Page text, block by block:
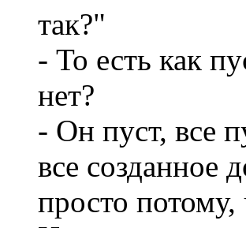
так?"
- То есть как
нет?
- Он пуст, все
все созданное
просто потому,